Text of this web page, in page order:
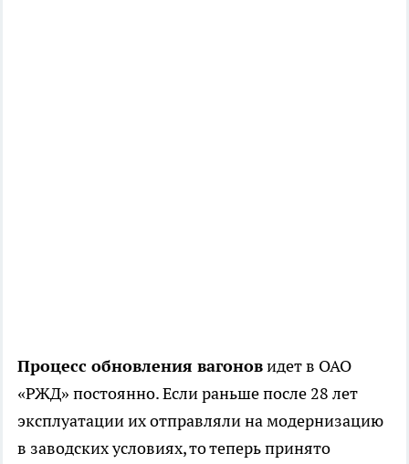
Процесс обновления вагоновидет в ОАО
«РЖД» постоянно. Если раньше после 28 лет
эксплуатации их отправляли на модернизацию
в заводских условиях, то теперь принято